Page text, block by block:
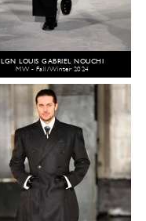
LGN LOUIS GABRIEL NOUCHI
MW - Fall/Winter 2024